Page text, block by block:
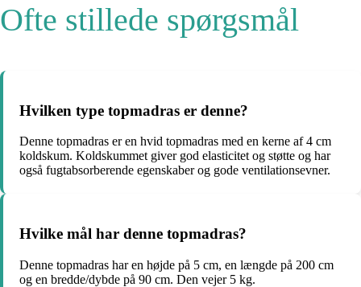
Ofte stillede spørgsmål
Hvilken type topmadras er denne?
Denne topmadras er en hvid topmadras med en kerne af 4 cm
koldskum. Koldskummet giver god elasticitet og støtte og har
også fugtabsorberende egenskaber og gode ventilationsevner.
Hvilke mål har denne topmadras?
Denne topmadras har en højde på 5 cm, en længde på 200 cm
og en bredde/dybde på 90 cm. Den vejer 5 kg.